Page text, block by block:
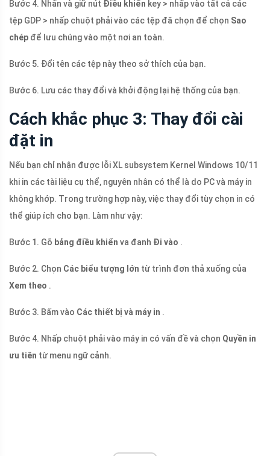
Bước 4. Nhấn và giữ nút Điều khiển key > nhấp vào tất cả các
tệp GDP > nhấp chuột phải vào các tệp đã chọn để chọn Sao
chép để lưu chúng vào một nơi an toàn.
Bước 5. Đổi tên các tệp này theo sở thích của bạn.
Bước 6. Lưu các thay đổi và khởi động lại hệ thống của bạn.
Cách khắc phục 3: Thay đổi cài
đặt in
Nếu bạn chỉ nhận được lỗi XL subsystem Kernel Windows 10/11
khi in các tài liệu cụ thể, nguyên nhân có thể là do PC và máy in
không khớp. Trong trường hợp này, việc thay đổi tùy chọn in có
thể giúp ích cho bạn. Làm như vậy:
Bước 1. Gõ bảng điều khiển va đanh Đi vào .
Bước 2. Chọn Các biểu tượng lớn từ trình đơn thả xuống của
Xem theo .
Bước 3. Bấm vào Các thiết bị và máy in .
Bước 4. Nhấp chuột phải vào máy in có vấn đề và chọn Quyền in
ưu tiên từ menu ngữ cảnh.